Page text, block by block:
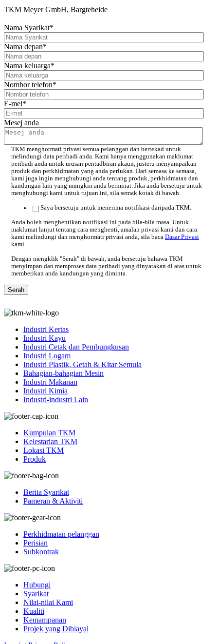
TKM Meyer GmbH, Bargteheide
Nama Syarikat*
Nama depan*
Nama keluarga*
Nombor telefon*
E-mel*
Mesej anda
TKM menghormati privasi semua pelanggan dan bertekad untuk
melindungi data peribadi anda. Kami hanya menggunakan maklumat
peribadi anda untuk urusan pentadbiran akaun, justeru menyampaikan
produk dan perkhidmatan yang anda perlukan. Dari semasa ke semasa,
kami juga ingin menghubungi anda tentang produk, perkhidmatan dan
kandungan lain yang mungkin anda berminat. Jika anda bersetuju untuk
menghubungi kami untuk tujuan ini, sila semak kotak di bawah.
Saya bersetuju untuk menerima notifikasi daripada TKM.
Anda boleh menghentikan notifikasi ini pada bila-bila masa. Untuk
maklumat lanjut tentang cara menghenti, amalan privasi kami dan cara
kami melindungi dan menghormati privasi anda, sila baca Dasar Privasi
kami.
Dengan mengklik "Serah" di bawah, anda bersetuju bahawa TKM
menyimpan dan memproses data peribadi yang dinyatakan di atas untuk
memberikan anda kandungan yang diminta.
Industri Kertas
Industri Kayu
Industri Cetak dan Pembungkusan
Industri Logam
Industri Plastik, Getah & Kitar Semula
Bahagian-bahagian Mesin
Industri Makanan
Industri Kimia
Industri-industri Lain
Kumpulan TKM
Kelestarian TKM
Lokasi TKM
Produk
Berita Syarikat
Pameran & Aktiviti
Perkhidmatan pelanggan
Perisian
Subkontrak
Hubungi
Syarikat
Nilai-nilai Kami
Kualiti
Kemampanan
Projek yang Dibiayai